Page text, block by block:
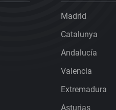
Madrid
Catalunya
Andalucía
Valencia
Extremadura
Asturias